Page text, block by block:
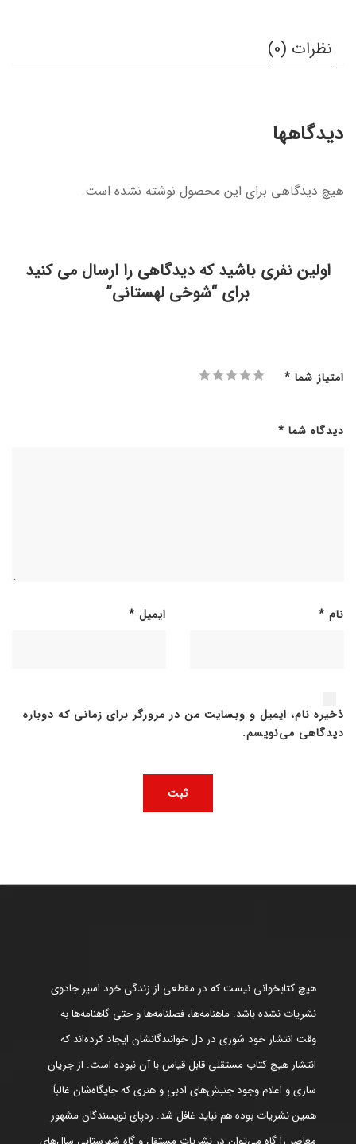
نظرات (0)
دیدگاهها
هیچ دیدگاهی برای این محصول نوشته نشده است.
اولین نفری باشید که دیدگاهی را ارسال می کنید
برای “شوخی لهستانی”
امتیاز شما *
دیدگاه شما *
نام * ایمیل *
ذخیره نام، ایمیل و وبسایت من در مرورگر برای زمانی که دوباره
دیدگاهی می‌نویسم.
هیچ کتابخوانی نیست که در مقطعی از زندگی خود اسیر جادوی
نشریات نشده باشد. ماهنامه‌ها، فصلنامه‌ها و حتی گاهنامه‌ها به
وقت انتشار خود شوری در دل خوانندگانشان ایجاد کرده‌اند که
انتشار هیچ کتاب مستقلی قابل قیاس با آن نبوده است. از جریان
سازی و اعلام وجود جنبش‌های ادبی و هنری که جایگاه‌شان غالباً
همین نشریات بوده هم نباید غافل شد. ردپای نویسندگان مشهور